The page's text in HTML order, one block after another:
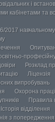
і
кабінетами та
2017
Розклад
Ліцензія
випробувань
Охорона
Правила
Історія відділення
з